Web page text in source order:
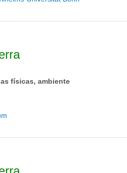
físicas, ambiente